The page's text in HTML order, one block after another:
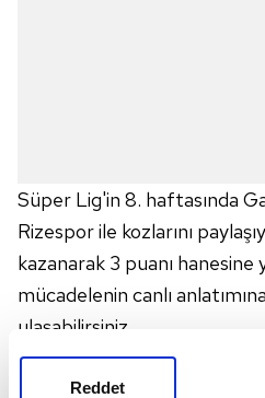
Reddet
Süper Lig'in 8. haftasında
Rizespor ile kozlarını
kazanarak 3 puanı
mücadelenin canlı
ulaşabilirsiniz...